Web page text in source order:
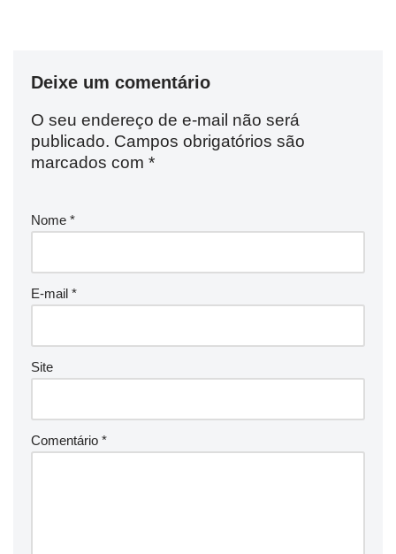
Deixe um comentário
O seu endereço de e-mail não será
publicado. Campos obrigatórios são
marcados com *
Nome *
E-mail *
Site
Comentário *